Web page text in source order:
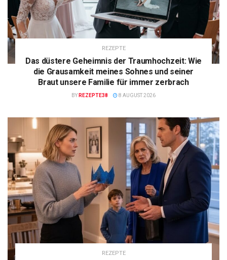
REZEPTE
Das düstere Geheimnis der Traumhochzeit: Wie
die Grausamkeit meines Sohnes und seiner
Braut unsere Familie für immer zerbrach
BY REZEPTE38 8 AUGUST 2026
REZEPTE